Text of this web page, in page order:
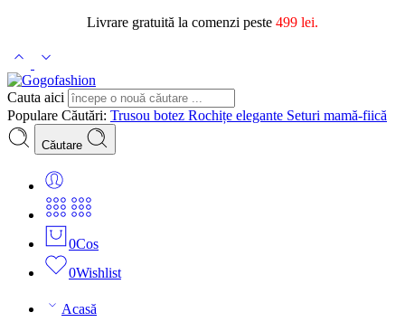
Livrare gratuită la comenzi peste 499 lei.
Cauta aici
Populare Căutări: Trusou botez Rochițe elegante Seturi mamă-fiică
Căutare
0Cos
0Wishlist
Acasă